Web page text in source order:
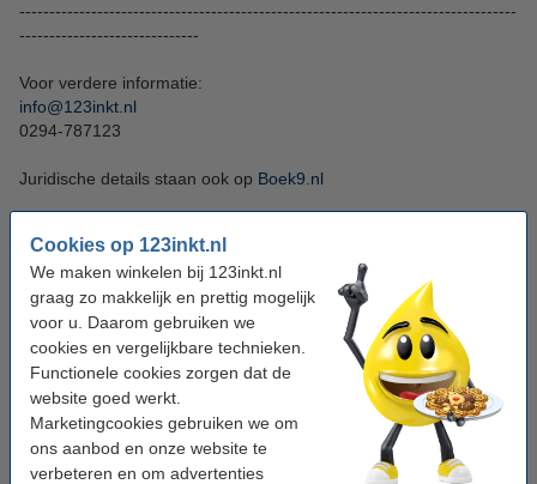
Cookies op 123inkt.nl
We maken winkelen bij 123inkt.nl
graag zo makkelijk en prettig mogelijk
voor u. Daarom gebruiken we
cookies en vergelijkbare technieken.
Functionele cookies zorgen dat de
website goed werkt.
Marketingcookies gebruiken we om
ons aanbod en onze website te
verbeteren en om advertenties
-----------------------------------------------------------------------------------
------------------------------
Voor verdere informatie:
info@123inkt.nl
0294-787123
Juridische details staan ook op Boek9.nl
HP loses its appeal to the
Dutch Supreme Court in
case against 123inkt.nl